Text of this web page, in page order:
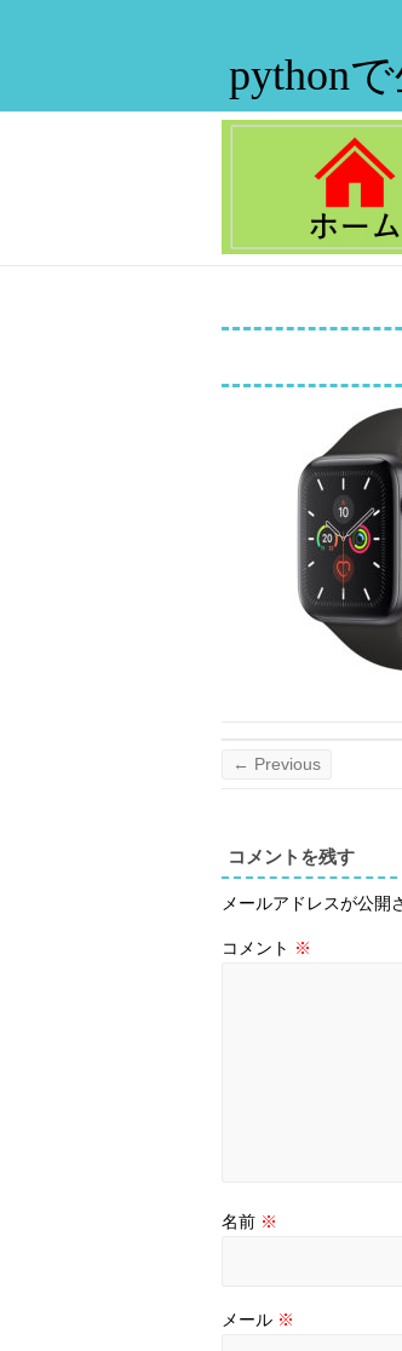
python
← Previous
コメントを残す
メールアドレスが公開
コメント ※
名前 ※
メール ※